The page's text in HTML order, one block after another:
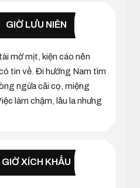
GIỜ LƯU NIÊN
mờ mịt, kiện cáo nên
tin về. Đi hướng Nam tìm
ngừa cãi cọ, miệng
làm chậm, lâu la nhưng
GIỜ XÍCH KHẨU